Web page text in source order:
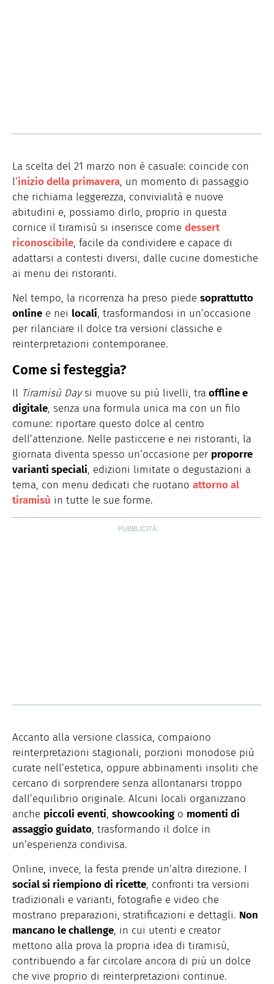
La scelta del 21 marzo non è casuale: coincide con
l’inizio della primavera, un momento di passaggio
che richiama leggerezza, convivialità e nuove
abitudini e, possiamo dirlo, proprio in questa
cornice il tiramisù si inserisce come dessert
riconoscibile, facile da condividere e capace di
adattarsi a contesti diversi, dalle cucine domestiche
ai menu dei ristoranti.
Nel tempo, la ricorrenza ha preso piede soprattutto
online e nei locali, trasformandosi in un’occasione
per rilanciare il dolce tra versioni classiche e
reinterpretazioni contemporanee.
Come si festeggia?
Il Tiramisù Daysi muove su più livelli, tra offline e
digitale, senza una formula unica ma con un filo
comune: riportare questo dolce al centro
dell’attenzione. Nelle pasticcerie e nei ristoranti, la
giornata diventa spesso un’occasione per proporre
varianti speciali, edizioni limitate o degustazioni a
tema, con menu dedicati che ruotano attorno al
tiramisù in tutte le sue forme.
Accanto alla versione classica, compaiono
reinterpretazioni stagionali, porzioni monodose più
curate nell’estetica, oppure abbinamenti insoliti che
cercano di sorprendere senza allontanarsi troppo
dall’equilibrio originale. Alcuni locali organizzano
anche piccoli eventi, showcookingo momenti di
assaggio guidato, trasformando il dolce in
un’esperienza condivisa.
Online, invece, la festa prende un’altra direzione. I
social si riempiono di ricette, confronti tra versioni
tradizionali e varianti, fotografie e video che
mostrano preparazioni, stratificazioni e dettagli. Non
mancano le challenge, in cui utenti e creator
mettono alla prova la propria idea di tiramisù,
contribuendo a far circolare ancora di più un dolce
che vive proprio di reinterpretazioni continue.